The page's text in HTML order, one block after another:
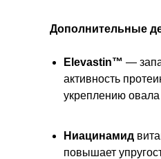
Дополнительные
Elevastin™ —
активность
укреплению овала
Ниацинамид
повышает